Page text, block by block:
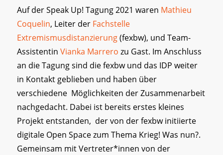
Auf der Speak Up! Tagung 2021 waren Mathieu
Coquelin, Leiter der Fachstelle
Extremismusdistanzierung(fexbw), und Team-
Assistentin Vianka Marrero zu Gast. Im Anschluss
an die Tagung sind die fexbw und das IDP weiter
in Kontakt geblieben und haben über
verschiedene Möglichkeiten der Zusammenarbeit
nachgedacht. Dabei ist bereits erstes kleines
Projekt entstanden, der von der fexbw initiierte
digitale Open Space zum Thema Krieg! Was nun?.
Gemeinsam mit Vertreter*innen von der